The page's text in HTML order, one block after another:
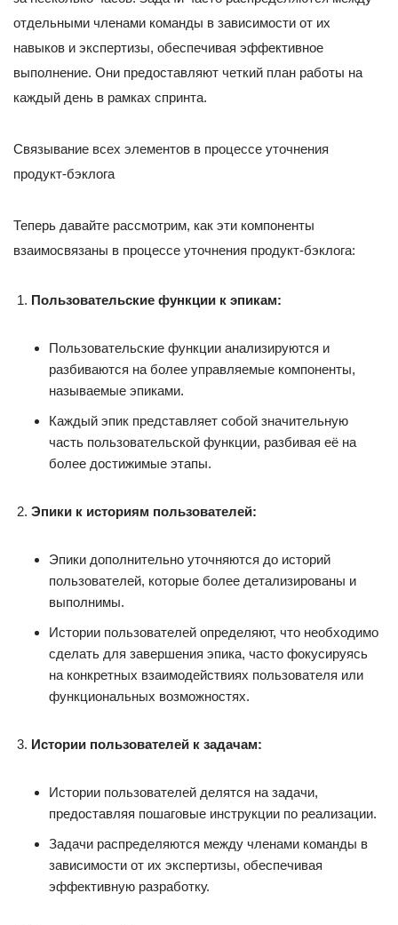
отдельными членами команды в зависимости от их
навыков и экспертизы, обеспечивая эффективное
выполнение. Они предоставляют четкий план работы на
каждый день в рамках спринта.
Связывание всех элементов в процессе уточнения
продукт-бэклога
Теперь давайте рассмотрим, как эти компоненты
взаимосвязаны в процессе уточнения продукт-бэклога:
Пользовательские функции к эпикам:
Пользовательские функции анализируются и
разбиваются на более управляемые компоненты,
называемые эпиками.
Каждый эпик представляет собой значительную
часть пользовательской функции, разбивая её на
более достижимые этапы.
Эпики к историям пользователей:
Эпики дополнительно уточняются до историй
пользователей, которые более детализированы и
выполнимы.
Истории пользователей определяют, что необходимо
сделать для завершения эпика, часто фокусируясь
на конкретных взаимодействиях пользователя или
функциональных возможностях.
Истории пользователей к задачам:
Истории пользователей делятся на задачи,
предоставляя пошаговые инструкции по реализации.
Задачи распределяются между членами команды в
зависимости от их экспертизы, обеспечивая
эффективную разработку.